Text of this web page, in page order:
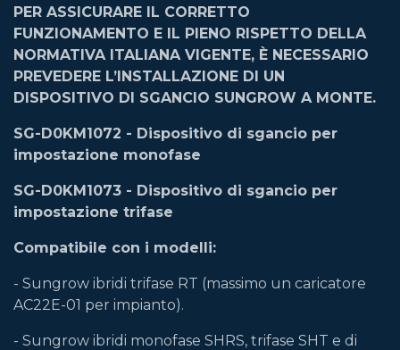
PER ASSICURARE IL CORRETTO
FUNZIONAMENTO E IL PIENO RISPETTO DELLA
NORMATIVA ITALIANA VIGENTE, È NECESSARIO
PREVEDERE L’INSTALLAZIONE DI UN
DISPOSITIVO DI SGANCIO SUNGROW A MONTE.
SG-D0KM1072 - Dispositivo di sgancio per
impostazione monofase
SG-D0KM1073 - Dispositivo di sgancio per
impostazione trifase
Compatibile con i modelli:
- Sungrow ibridi trifase RT (massimo un caricatore
AC22E-01 per impianto).
- Sungrow ibridi monofase SHRS, trifase SHT e di